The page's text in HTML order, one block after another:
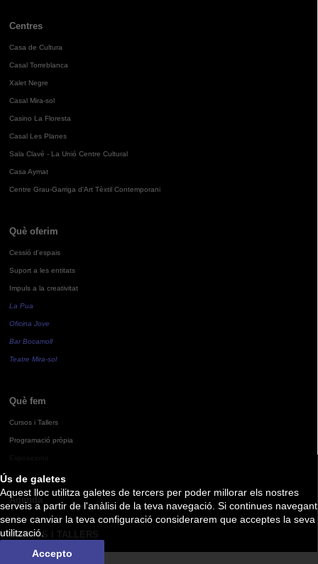
Ús de galetes
Aquest lloc utilitza galetes de tercers per poder millorar els nostres
serveis a partir de l'anàlisi de la teva navegació. Si continues navegant
sense canviar la teva configuració considerarem que acceptes la seva
utilització.
Accepto
Centres
Casa de Cultura
Casal Torreblanca
Xalet Negre
Casal Mira-sol
Casino La Floresta
Casal Les Planes
Sala Clavé - La Unió Centre Cultural
Casa Aymat
Centre Grau-Garriga d'Art Tèxtil Contemporani
Què oferim
Cessió d'espais
Suport a les entitats
Impuls a la creativitat
La Pua
Oficina Jove
Bar Bocamoll
Teatre Mira-sol
Què fem
Cursos i Tallers
Programació pròpia
Agenda
CURSOS I TALLERS